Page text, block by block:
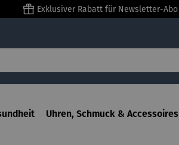
Exklusiver Rabatt für Newsletter-Abo
Uhren, Schmuck & Accessoires